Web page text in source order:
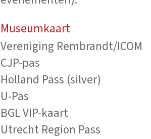
Museumkaart
Vereniging Rembrandt/ICOM
CJP-pas
Holland Pass (silver)
U-Pas
BGL VIP-kaart
Utrecht Region Pass